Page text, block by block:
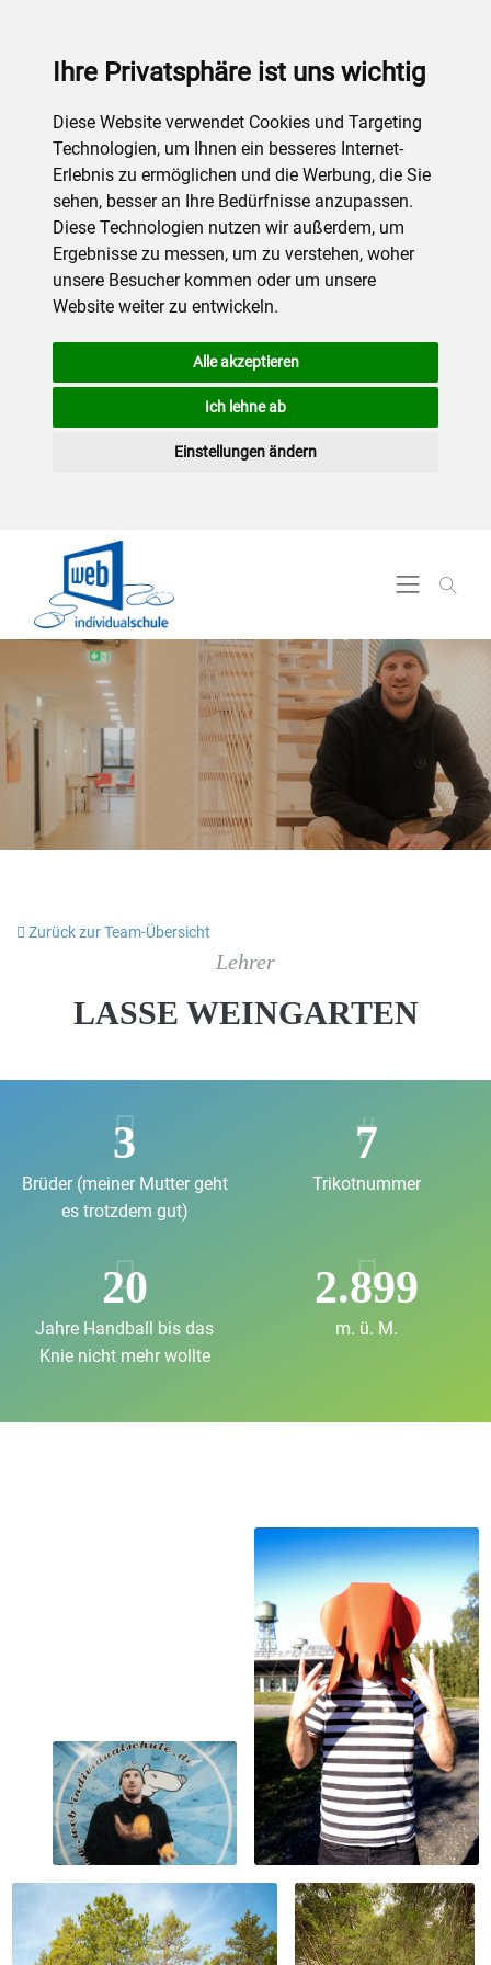
Ihre Privatsphäre ist uns wichtig
Diese Website verwendet Cookies und Targeting
Technologien, um Ihnen ein besseres Internet-
Erlebnis zu ermöglichen und die Werbung, die Sie
sehen, besser an Ihre Bedürfnisse anzupassen.
Diese Technologien nutzen wir außerdem, um
Ergebnisse zu messen, um zu verstehen, woher
unsere Besucher kommen oder um unsere
Website weiter zu entwickeln.
Alle akzeptieren
Ich lehne ab
Einstellungen ändern
Zurück zur Team-Übersicht
Lehrer
LASSE WEINGARTEN
3
Brüder (meiner Mutter geht
es trotzdem gut)
7
Trikotnummer
20
Jahre Handball bis das
Knie nicht mehr wollte
2.899
m. ü. M.